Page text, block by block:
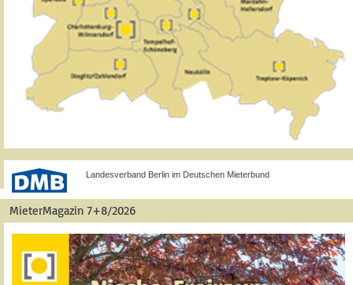
Landesverband Berlin im Deutschen Mieterbund
MieterMagazin 7+8/2026